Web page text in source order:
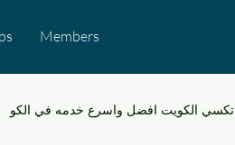
Members
تكسي الكويت افضل واسرع خدمه في الكو